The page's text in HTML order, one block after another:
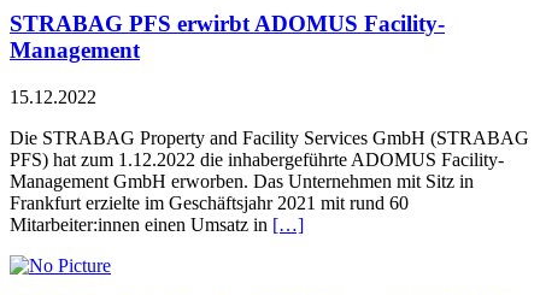
STRABAG PFS erwirbt ADOMUS Facility-
Management
15.12.2022
Die STRABAG Property and Facility Services GmbH (STRABAG
PFS) hat zum 1.12.2022 die inhabergeführte ADOMUS Facility-
Management GmbH erworben. Das Unternehmen mit Sitz in
Frankfurt erzielte im Geschäftsjahr 2021 mit rund 60
Mitarbeiter:innen einen Umsatz in […]